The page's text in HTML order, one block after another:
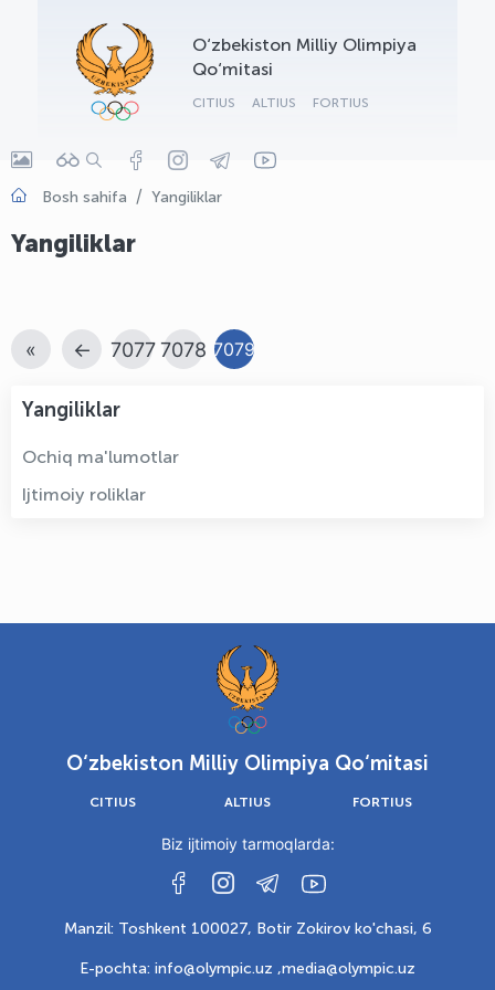
O‘zbekiston Milliy Olimpiya
Qo‘mitasi
CITIUS ALTIUS FORTIUS
Bosh sahifa Yangiliklar
Yangiliklar
« ← 7077 7078 7079
Yangiliklar
Ochiq ma'lumotlar
Ijtimoiy roliklar
O‘zbekiston Milliy Olimpiya Qo‘mitasi
CITIUS ALTIUS FORTIUS
Biz ijtimoiy tarmoqlarda:
Manzil: Toshkent 100027, Botir Zokirov ko'chasi, 6
E-pochta: info@olympic.uz ,media@olympic.uz
OLYMPCHIK AI - yordamchi
Onlayn · olympic.uz